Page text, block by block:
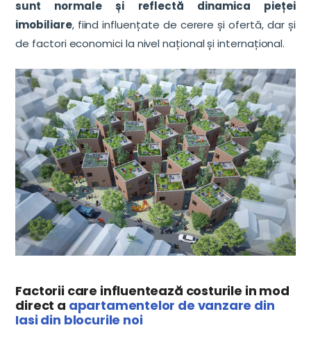
sunt normale și reflectă dinamica pieței
imobiliare, fiind influențate de cerere și ofertă, dar și
de factori economici la nivel național și internațional.
Factorii care influentează costurile in mod
direct a apartamentelor de vanzare din
Iasi din blocurile noi